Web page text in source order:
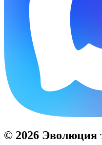
© 2026 Эволюция